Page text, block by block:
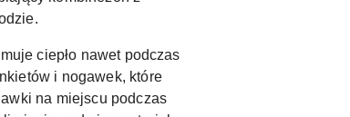
ciepło nawet podczas
i nogawek, które
na miejscu podczas